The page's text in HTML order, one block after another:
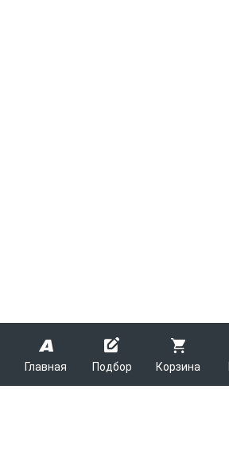
Главная Подбор Корзина